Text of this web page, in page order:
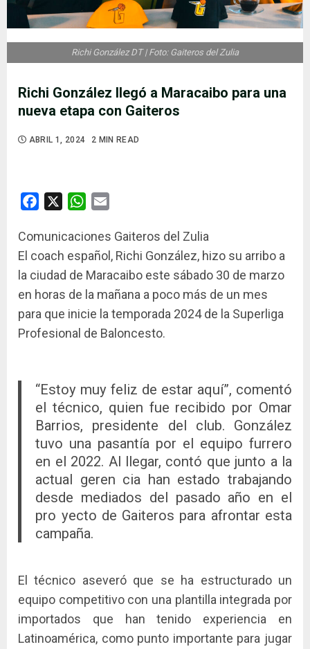
Richi González llegó a Maracaibo para una
nueva etapa con Gaiteros
ABRIL 1, 2024 2 MIN READ
Richi González DT | Foto: Gaiteros del Zulia
Facebook WhatsApp
Comunicaciones Gaiteros del Zulia
El coach español, Richi González, hizo su arribo a
la ciudad de Maracaibo este sábado 30 de marzo
en horas de la mañana a poco más de un mes
para que inicie la temporada 2024 de la Superliga
Profesional de Baloncesto.
“Estoy muy feliz de estar aquí”, comentó
el técnico, quien fue recibido por Omar
Barrios, presidente del club. González
tuvo una pasantía por el equipo furrero
en el 2022. Al llegar, contó que junto a la
actual geren cia han estado trabajando
desde mediados del pasado año en el
pro yecto de Gaiteros para afrontar esta
campaña.
El técnico aseveró que se ha estructurado un
equipo competitivo con una plantilla integrada por
importados que han tenido experiencia en
Latinoamérica, como punto importante para jugar